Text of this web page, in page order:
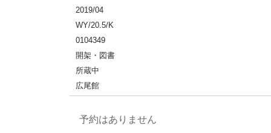
2019/04
WY/20.5/K
0104349
開架・図書
所蔵中
広尾館
予約はありません